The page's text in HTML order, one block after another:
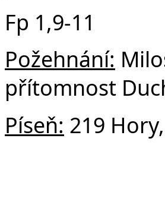
Fp 1,9-11
Požehnání:
přítomnost
Píseň: 219